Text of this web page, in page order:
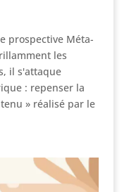
prospective Méta-
les
il s'attaque
: repenser la
» réalisé par le